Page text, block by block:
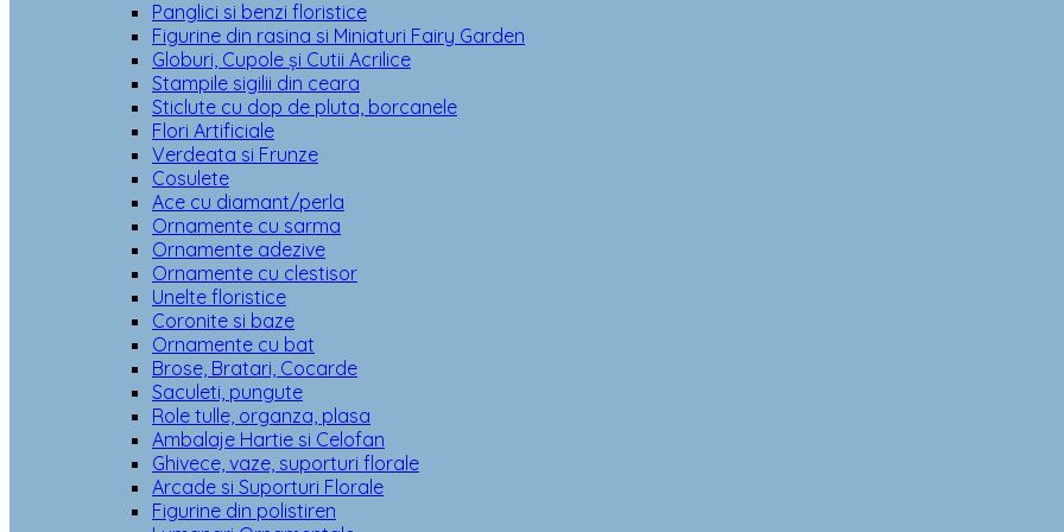
Panglici si benzi floristice
Figurine din rasina si Miniaturi Fairy Garden
Globuri, Cupole și Cutii Acrilice
Stampile sigilii din ceara
Sticlute cu dop de pluta, borcanele
Flori Artificiale
Verdeata si Frunze
Cosulete
Ace cu diamant/perla
Ornamente cu sarma
Ornamente adezive
Ornamente cu clestisor
Unelte floristice
Coronite si baze
Ornamente cu bat
Brose, Bratari, Cocarde
Saculeti, pungute
Role tulle, organza, plasa
Ambalaje Hartie si Celofan
Ghivece, vaze, suporturi florale
Arcade si Suporturi Florale
Figurine din polistiren